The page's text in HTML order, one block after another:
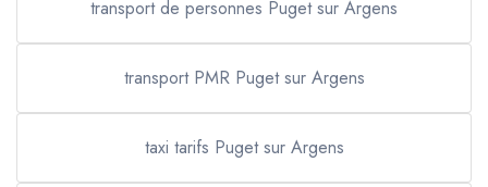
transport de personnes Puget sur Argens
transport PMR Puget sur Argens
taxi tarifs Puget sur Argens